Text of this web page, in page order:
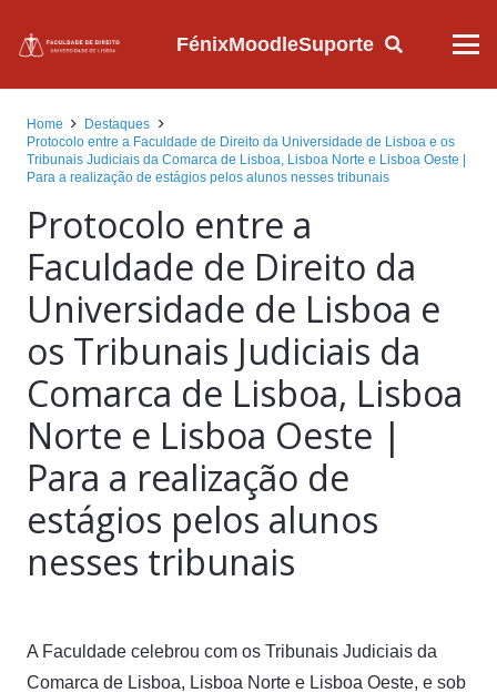
FénixMoodleSuporte
Home
Destaques
Protocolo entre a Faculdade de Direito da Universidade de Lisboa e os
Tribunais Judiciais da Comarca de Lisboa, Lisboa Norte e Lisboa Oeste |
Para a realização de estágios pelos alunos nesses tribunais
Protocolo entre a
Faculdade de Direito da
Universidade de Lisboa e
os Tribunais Judiciais da
Comarca de Lisboa, Lisboa
Norte e Lisboa Oeste |
Para a realização de
estágios pelos alunos
nesses tribunais
A Faculdade celebrou com os Tribunais Judiciais da
Comarca de Lisboa, Lisboa Norte e Lisboa Oeste, e sob